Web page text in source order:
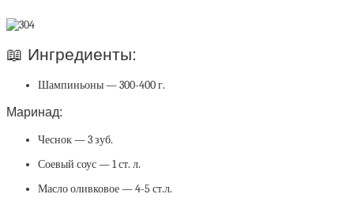
📖 Ингредиенты:⁣
Шампиньоны — 300-400 г.
Маринад:⁣
Чеснок — 3 зуб.⁣
Соевый соус — 1 ст. л.⁣
Масло оливковое — 4-5 ст.л.⁣